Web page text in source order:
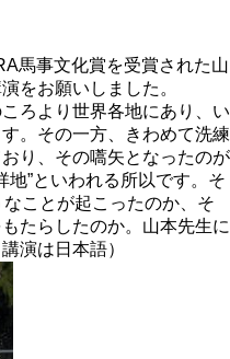
馬事文化賞を受賞された山
をお願いしました。
ろより世界各地にあり、い
。その一方、きわめて洗練
り、その嚆矢となったのが
地”といわれる所以です。そ
ことが起こったのか、そ
たらしたのか。山本先生に
演は日本語）